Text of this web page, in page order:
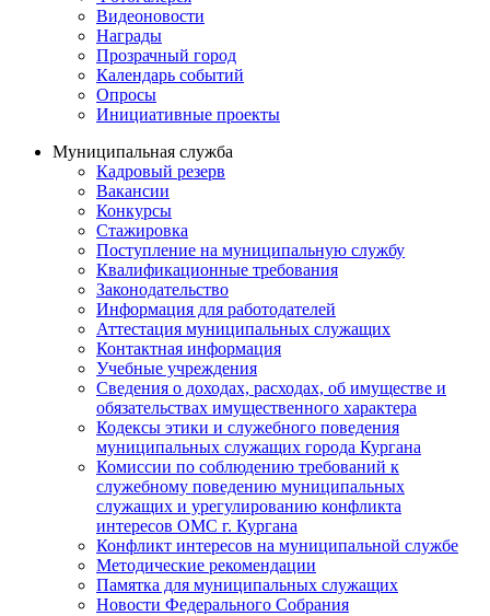
Видеоновости
Награды
Прозрачный город
Календарь событий
Опросы
Инициативные проекты
Муниципальная служба
Кадровый резерв
Вакансии
Конкурсы
Стажировка
Поступление на муниципальную службу
Квалификационные требования
Законодательство
Информация для работодателей
Аттестация муниципальных служащих
Контактная информация
Учебные учреждения
Сведения о доходах, расходах, об имуществе и
обязательствах имущественного характера
Кодексы этики и служебного поведения
муниципальных служащих города Кургана
Комиссии по соблюдению требований к
служебному поведению муниципальных
служащих и урегулированию конфликта
интересов ОМС г. Кургана
Конфликт интересов на муниципальной службе
Методические рекомендации
Памятка для муниципальных служащих
Новости Федерального Cобрания